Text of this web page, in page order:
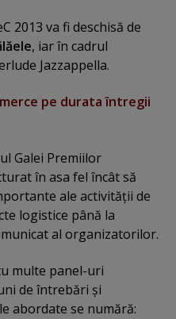
2013 va fi deschisă de
, iar în cadrul
Jazzappella.
pe durata întregii
Galei Premiilor
în asa fel încât să
ale activităţii de
logistice până la
al organizatorilor.
multe panel-uri
de întrebări şi
abordate se numără: